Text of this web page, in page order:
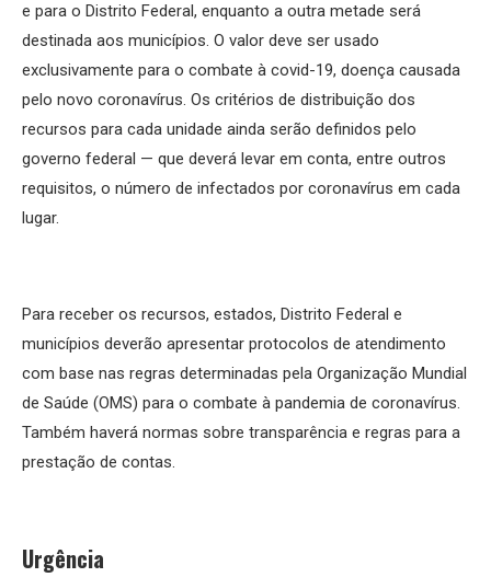
e para o Distrito Federal, enquanto a outra metade será
destinada aos municípios. O valor deve ser usado
exclusivamente para o combate à covid-19, doença causada
pelo novo coronavírus. Os critérios de distribuição dos
recursos para cada unidade ainda serão definidos pelo
governo federal — que deverá levar em conta, entre outros
requisitos, o número de infectados por coronavírus em cada
lugar.
Para receber os recursos, estados, Distrito Federal e
municípios deverão apresentar protocolos de atendimento
com base nas regras determinadas pela Organização Mundial
de Saúde (OMS) para o combate à pandemia de coronavírus.
Também haverá normas sobre transparência e regras para a
prestação de contas.
Urgência